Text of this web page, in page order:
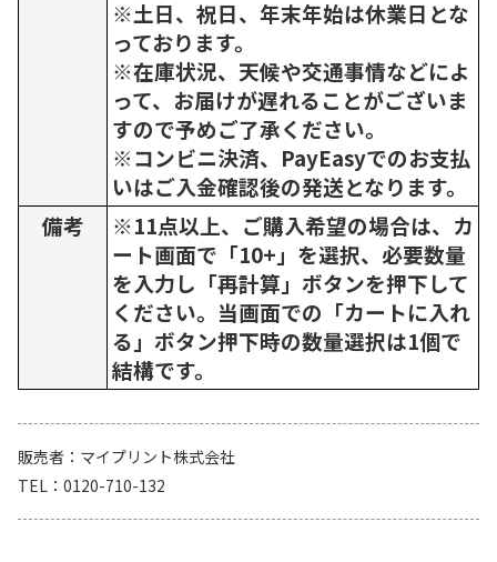
※土日、祝日、年末年始は休業日とな
っております。
※在庫状況、天候や交通事情などによ
って、お届けが遅れることがございま
すので予めご了承ください。
※コンビニ決済、PayEasyでのお支払
いはご入金確認後の発送となります。
備考
※11点以上、ご購入希望の場合は、カ
ート画面で「10+」を選択、必要数量
を入力し「再計算」ボタンを押下して
ください。当画面での「カートに入れ
る」ボタン押下時の数量選択は1個で
結構です。
販売者
マイプリント株式会社
TEL
0120-710-132